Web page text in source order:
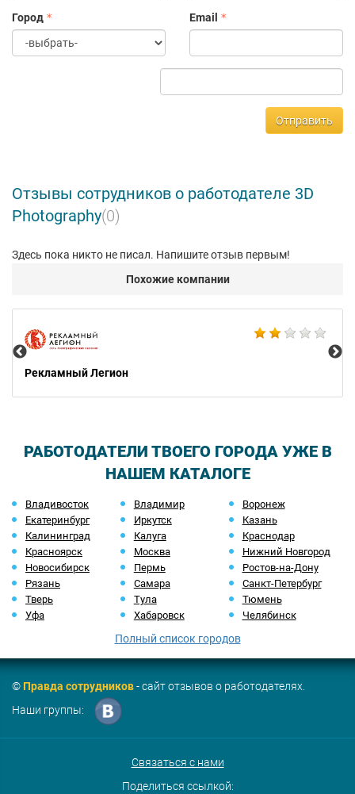
Город Email
Отправить
Отзывы сотрудников о работодателе 3D
Photography(0)
Здесь пока никто не писал. Напишите отзыв первым!
Похожие компании
Рекламный Легион
РАБОТОДАТЕЛИ ТВОЕГО ГОРОДА УЖЕ В
НАШЕМ КАТАЛОГЕ
Владивосток Владимир
Воронеж
Екатеринбург
Иркутск
Казань
Калининград
Калуга
Краснодар
Красноярск
Москва
Нижний Новгород
Новосибирск
Пермь
Ростов-на-Дону
Рязань
Самара
Санкт-Петербург
Тверь
Тула
Тюмень
Уфа
Хабаровск Челябинск
Полный список городов
©Правда сотрудников- сайт отзывов о работодателях.
Наши группы:
Связаться с нами
Поделиться ссылкой: